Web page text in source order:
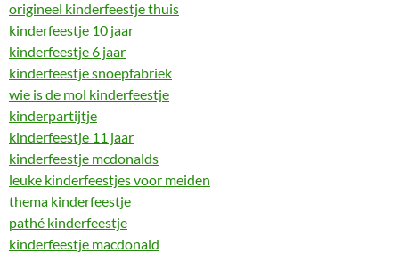
origineel kinderfeestje thuis
kinderfeestje 10 jaar
kinderfeestje 6 jaar
kinderfeestje snoepfabriek
wie is de mol kinderfeestje
kinderpartijtje
kinderfeestje 11 jaar
kinderfeestje mcdonalds
leuke kinderfeestjes voor meiden
thema kinderfeestje
pathé kinderfeestje
kinderfeestje macdonald